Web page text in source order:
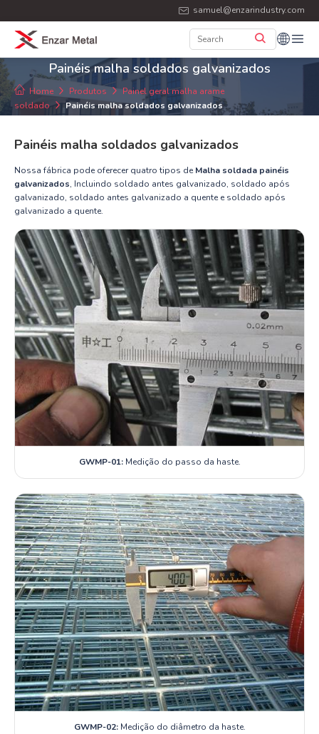
samuel@enzarindustry.com
Painéis malha soldados galvanizados
Home Produtos
Painel geral malha arame
soldado
Painéis malha soldados galvanizados
Painéis malha soldados galvanizados
Nossa fábrica pode oferecer quatro tipos de Malha soldada painéis
galvanizados, Incluindo soldado antes galvanizado, soldado após
galvanizado, soldado antes galvanizado a quente e soldado após
galvanizado a quente.
GWMP-01:Medição do passo da haste.
GWMP-02:Medição do diâmetro da haste.